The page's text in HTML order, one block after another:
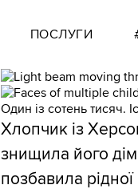
ПОСЛУГИ
Один із сотень тисяч.
Хлопчик із
знищила його
позбавила